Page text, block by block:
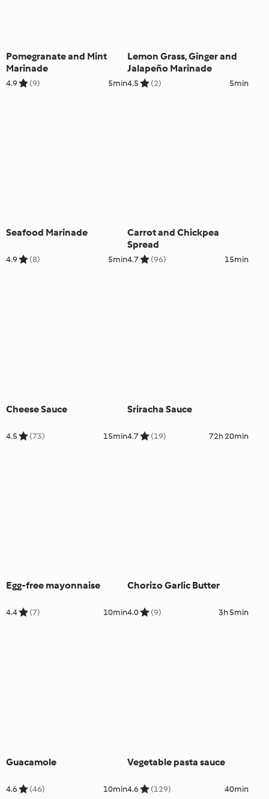
Pomegranate and Mint
Marinade
4.9 (9) 5min
Lemon Grass, Ginger and
Jalapeño Marinade
4.5 (2) 5min
Seafood Marinade
4.9 (8) 5min
Carrot and Chickpea
Spread
4.7 (96) 15min
Cheese Sauce
4.5 (73) 15min
Sriracha Sauce
4.7 (19) 72h 20min
Egg-free mayonnaise
4.4 (7) 10min
Chorizo Garlic Butter
4.0 (9) 3h 5min
Guacamole
4.6 (46) 10min
Vegetable pasta sauce
4.6 (129) 40min